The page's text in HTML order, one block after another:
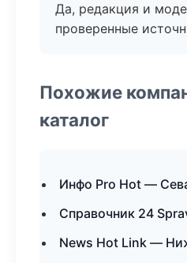
Да, редакция и
проверенные
Похожие
каталог
Инфо Pro Hot —
Справочник 24
News Hot Link —